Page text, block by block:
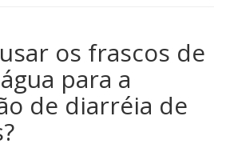
os frascos de
para a
de diarréia de